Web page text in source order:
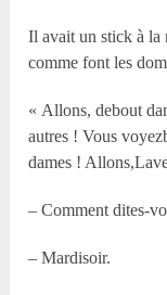
Il avait un stick à la
comme font les
« Allons, debout
autres ! Vous
dames !
– Comment dites-
– Mardisoir.